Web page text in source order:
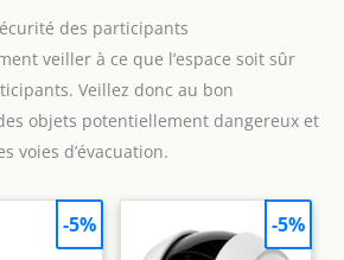
des participants
veiller à ce que l’espace soit sûr
Veillez donc au bon
objets potentiellement dangereux et
voies d’évacuation.
-5% -5%